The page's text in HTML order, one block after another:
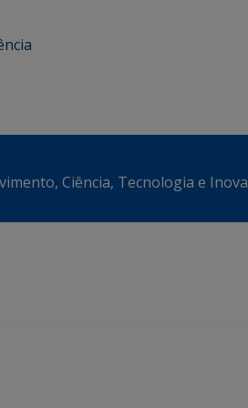
Ciência, Tecnologia e